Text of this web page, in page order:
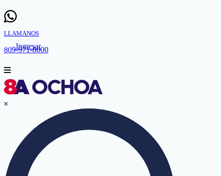
LLAMANOS
809-971-8000
Ingresar